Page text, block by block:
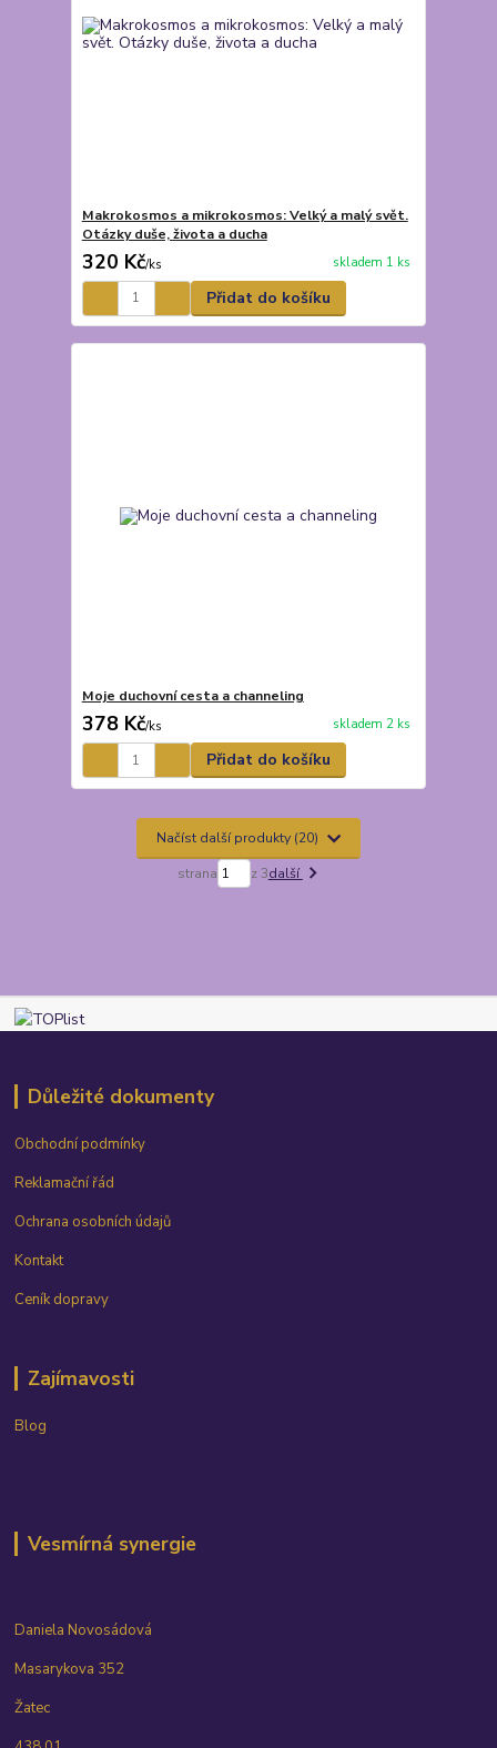
Makrokosmos a mikrokosmos: Velký a malý svět.
Otázky duše, života a ducha
320 Kč/ks skladem 1 ks
Přidat do košíku
Moje duchovní cesta a channeling
378 Kč/ks skladem 2 ks
Přidat do košíku
Načíst další produkty (20)
strana z 3další
Důležité dokumenty
Obchodní podmínky
Reklamační řád
Ochrana osobních údajů
Kontakt
Ceník dopravy
Zajímavosti
Blog
Vesmírná synergie
Daniela Novosádová
Masarykova 352
Žatec